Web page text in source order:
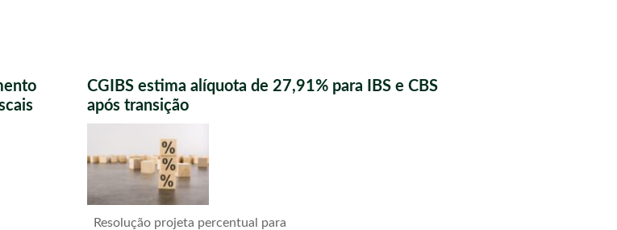
CGIBS estima alíquota de 27,91% para IBS e CBS
após transição
Resolução projeta percentual para